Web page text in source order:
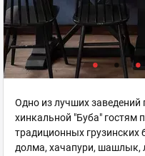
Одно из лучших заведений
хинкальной "Буба" гостям
традиционных
долма, хачапури, шашлык,